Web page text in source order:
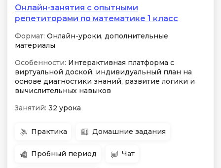
Онлайн-занятия с опытными
репетиторами по математике 1 класс
Формат: Онлайн-уроки, дополнительные
материалы
Особенности: Интерактивная платформа с
виртуальной доской, индивидуальный план на
основе диагностики знаний, развитие логики и
вычислительных навыков
Занятий: 32 урока
Практика Домашние задания
Пробный период Чат